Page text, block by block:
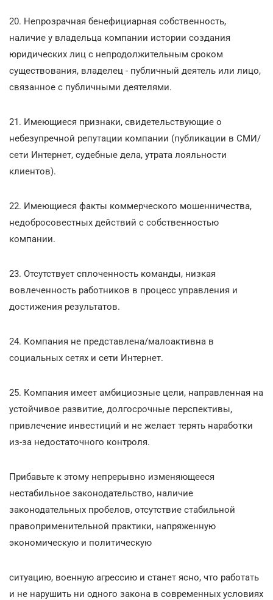
20. Непрозрачная бенефициарная собственность,
наличие у владельца компании истории создания
юридических лиц с непродолжительным сроком
существования, владелец - публичный деятель или лицо,
связанное с публичными деятелями.
21. Имеющиеся признаки, свидетельствующие о
небезупречной репутации компании (публикации в СМИ/
сети Интернет, судебные дела, утрата лояльности
клиентов).
22. Имеющиеся факты коммерческого мошенничества,
недобросовестных действий с собственностью
компании.
23. Отсутствует сплоченность команды, низкая
вовлеченность работников в процесс управления и
достижения результатов.
24. Компания не представлена/малоактивна в
социальных сетях и сети Интернет.
25. Компания имеет амбициозные цели, направленная на
устойчивое развитие, долгосрочные перспективы,
привлечение инвестиций и не желает терять наработки
из-за недостаточного контроля.
Прибавьте к этому непрерывно изменяющееся
нестабильное законодательство, наличие
законодательных пробелов, отсутствие стабильной
правоприменительной практики, напряженную
экономическую и политическую
ситуацию, военную агрессию и станет ясно, что работать
и не нарушить ни одного закона в современных условиях